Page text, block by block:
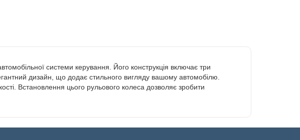
системи керування. Його конструкція включає три
дизайн, що додає стильного вигляду вашому автомобілю.
Встановлення цього рульового колеса дозволяє зробити